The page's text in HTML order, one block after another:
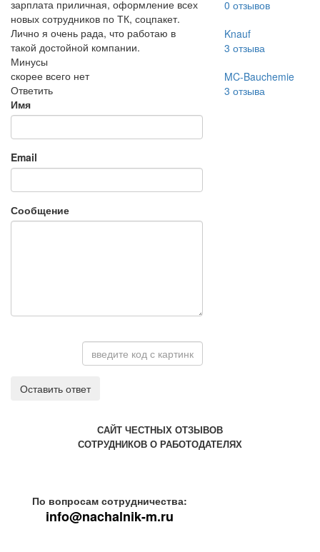
зарплата приличная, оформление всех
новых сотрудников по ТК, соцпакет.
Лично я очень рада, что работаю в
такой достойной компании.
Минусы
скорее всего нет
Ответить
Имя
Email
Сообщение
Оставить ответ
0 отзывов
Knauf
3 отзыва
MC-Bauchemie
3 отзыва
САЙТ ЧЕСТНЫХ ОТЗЫВОВ
СОТРУДНИКОВ О РАБОТОДАТЕЛЯХ
По вопросам сотрудничества:
info@nachalnik-m.ru